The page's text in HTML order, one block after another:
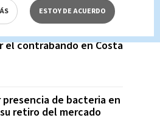
a vapeadores
el contrabando en Costa
de bacteria en
retiro del mercado
ESTOY DE ACUERDO